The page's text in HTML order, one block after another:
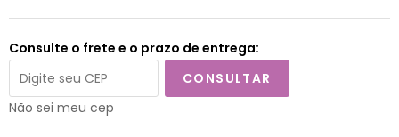
Consulte o frete e o prazo de entrega:
CONSULTAR
Não sei meu cep